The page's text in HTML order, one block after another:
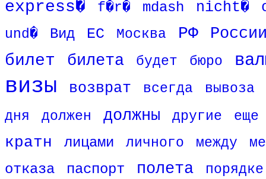
express� f�r� mdash nicht�
und� Вид ЕС Москва РФ
билет билета будет бюро
визы возврат всегда
вывоза
дня
должен должны другие еще
кратн лицами личного между
отказа паспорт полета порядке